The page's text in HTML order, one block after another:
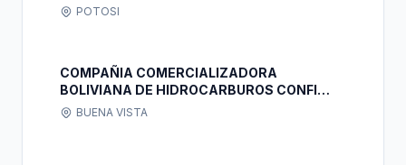
POTOSI
COMPAÑIA COMERCIALIZADORA
BOLIVIANA DE HIDROCARBUROS CONFI
S.R.L.BUENA VISTA